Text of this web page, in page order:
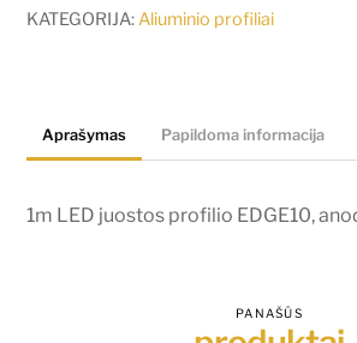
juostos
KATEGORIJA:Aliuminio profiliai
Aprašymas Papildoma informacija
1m LED juostos profilio EDGE10,
PANAŠŪS